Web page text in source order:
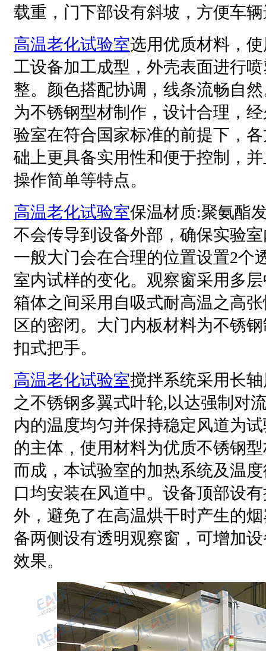
载重，门下部设有斜坡，方便车
高温老化试验室选用优质材料，
工设备加工成型，外壳表面进行
整。颜色搭配协调，线条流畅自
为不锈钢型材制作，设计合理，
验室在符合国家标准的前提下，
础上更具备实用性和便于控制，
操作简单等特点。
高温老化试验室保温材质:聚氨酯
不会传导到设备外部，确保实验
一般大门会在合理的位置设置2个
室内试样的变化。观察窗采用多
箱体之间采用自吸式耐高温之高
区的密闭。大门内板材料为不锈
扣式把手。
高温老化试验室搅拌系统采用长
之不锈钢多翼式叶轮,以达强制对
内的温度均匀并保持稳定风道为
的主体，使用材料为优质不锈钢
而成，本试验室的加热系统及温
口均安装在风道中。设备顶部设
外，避免了在高温烘干时产生的
备两侧设有透明观察窗，可增加
效果。